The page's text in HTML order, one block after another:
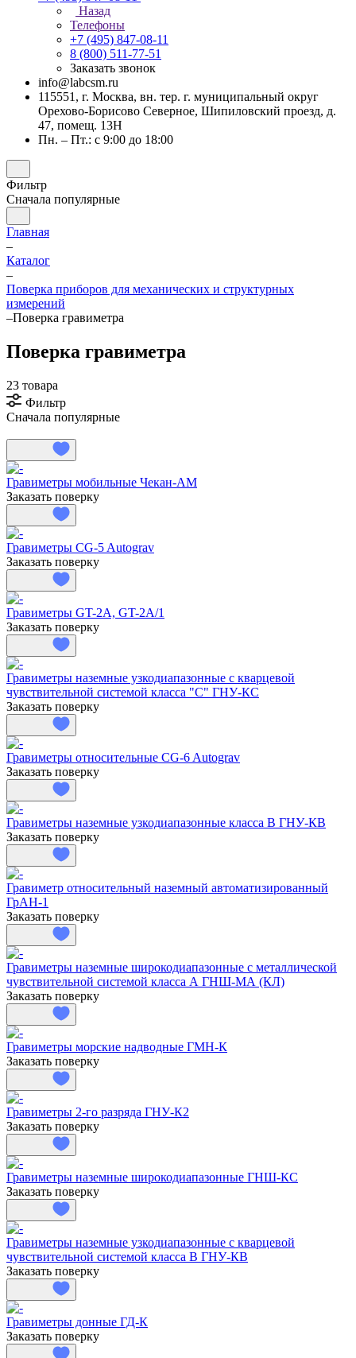
Назад
Телефоны
+7 (495) 847-08-11
8 (800) 511-77-51
Заказать звонок
info@labcsm.ru
115551, г. Москва, вн. тер. г. муниципальный округ
Орехово-Борисово Северное, Шипиловский проезд, д.
47, помещ. 13Н
Пн. – Пт.: с 9:00 до 18:00
Фильтр
Сначала популярные
Главная
–
Каталог
–
Поверка приборов для механических и структурных
измерений
–Поверка гравиметра
Поверка гравиметра
23 товара
Фильтр
Сначала популярные
Гравиметры мобильные Чекан-АМ
Заказать поверку
Гравиметры CG-5 Autograv
Заказать поверку
Гравиметры GT-2A, GT-2A/1
Заказать поверку
Гравиметры наземные узкодиапазонные с кварцевой
чувствительной системой класса "С" ГНУ-КС
Заказать поверку
Гравиметры относительные СG-6 Autograv
Заказать поверку
Гравиметры наземные узкодиапазонные класса В ГНУ-КВ
Заказать поверку
Гравиметр относительный наземный автоматизированный
ГрАН-1
Заказать поверку
Гравиметры наземные широкодиапазонные с металлической
чувствительной системой класса А ГНШ-МА (КЛ)
Заказать поверку
Гравиметры морские надводные ГМН-К
Заказать поверку
Гравиметры 2-го разряда ГНУ-К2
Заказать поверку
Гравиметры наземные широкодиапазонные ГНШ-КС
Заказать поверку
Гравиметры наземные узкодиапазонные с кварцевой
чувствительной системой класса В ГНУ-КВ
Заказать поверку
Гравиметры донные ГД-К
Заказать поверку